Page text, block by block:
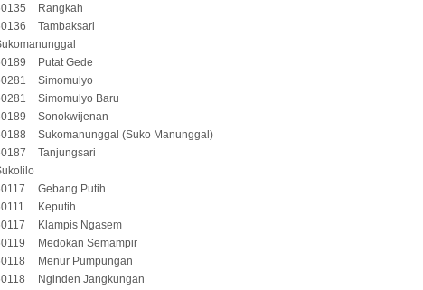
Rangkah
Tambaksari
Putat Gede
Simomulyo
Simomulyo Baru
Sonokwijenan
Sukomanunggal (Suko Manunggal)
Tanjungsari
Gebang Putih
Keputih
Klampis Ngasem
Medokan Semampir
Menur Pumpungan
Nginden Jangkungan